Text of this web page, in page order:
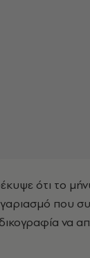
ότι το
που
να